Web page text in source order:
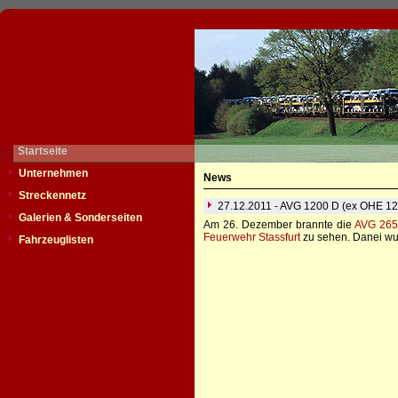
Startseite
Unternehmen
Streckennetz
Galerien & Sonderseiten
Fahrzeuglisten
News
27.12.2011 - AVG 1200 D (ex OHE
Am 26. Dezember brannte dieAVG
Feuerwehr Stassfurtzu sehen. Danei